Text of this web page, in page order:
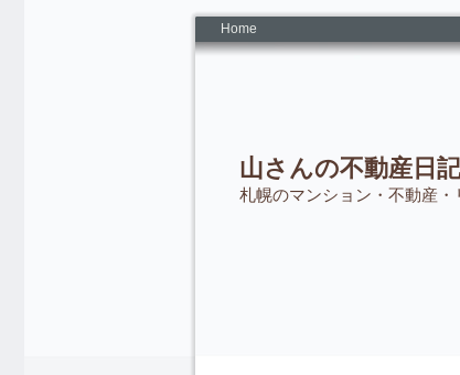
Home
山さんの不動産日記
札幌のマンション・不動産